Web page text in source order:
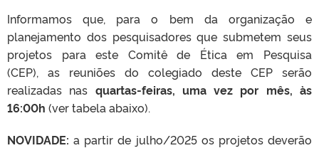
Informamos que, para o bem da organização e
planejamento dos pesquisadores que submetem seus
projetos para este Comitê de Ética em Pesquisa
(CEP), as reuniões do colegiado deste CEP serão
realizadas nas quartas-feiras, uma vez por mês, às
16:00h (ver tabela abaixo).
NOVIDADE:a partir de julho/2025 os projetos deverão